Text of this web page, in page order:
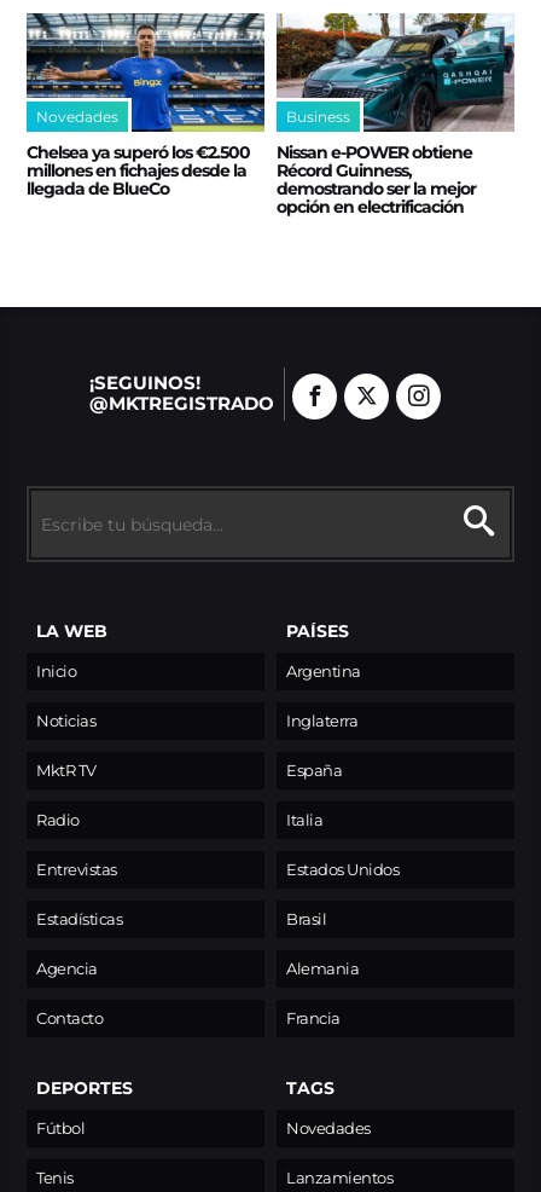
Novedades
Chelsea ya superó los €2.500
millones en fichajes desde la
llegada de BlueCo
Business
Nissan e‑POWER obtiene
Récord Guinness,
demostrando ser la mejor
opción en electrificación
¡SEGUINOS!
@MKTREGISTRADO
LA WEB
Inicio
Noticias
MktR TV
Radio
Entrevistas
Estadísticas
Agencia
Contacto
PAÍSES
Argentina
Inglaterra
España
Italia
Estados Unidos
Brasil
Alemania
Francia
DEPORTES
Fútbol
Tenis
TAGS
Novedades
Lanzamientos